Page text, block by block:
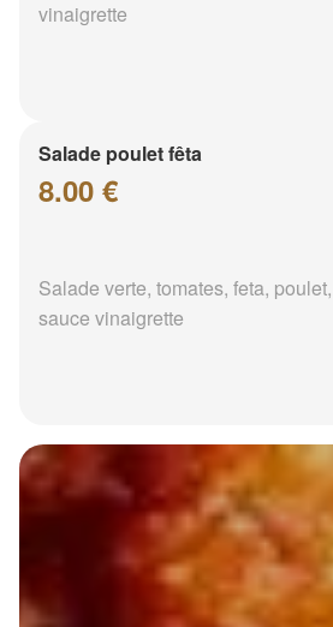
vinaigrette
Salade poulet fêta
8.00 €
Salade verte, tomates, feta,
sauce vinaigrette